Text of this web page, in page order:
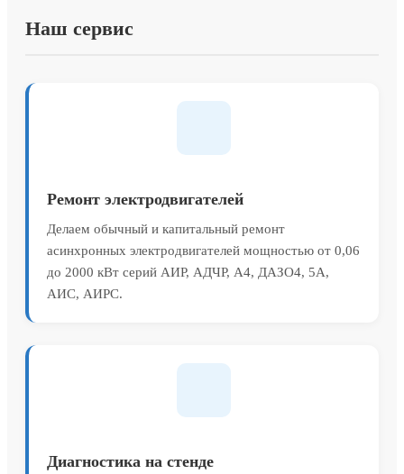
Наш сервис
Ремонт электродвигателей
Делаем обычный и капитальный ремонт
асинхронных электродвигателей мощностью от 0,06
до 2000 кВт серий АИР, АДЧР, А4, ДАЗО4, 5А,
АИС, АИРС.
Диагностика на стенде